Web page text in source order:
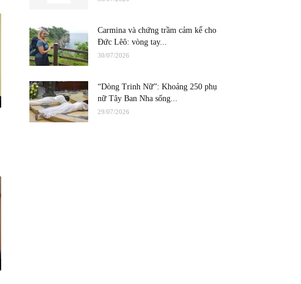
Carmina và chứng trầm cảm kể cho
Đức Lêô: vòng tay...
30/07/2026
“Dòng Trinh Nữ”: Khoảng 250 phụ
nữ Tây Ban Nha sống...
29/07/2026